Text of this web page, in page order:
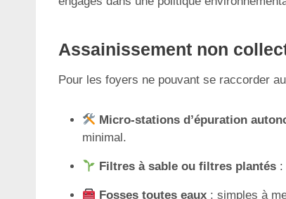
Assainissement non
Pour les foyers ne pouvant se raccorder
Micro-stations d’épuration
minimal.
Filtres à sable ou filtres plantés :
Fosses toutes eaux : simples à